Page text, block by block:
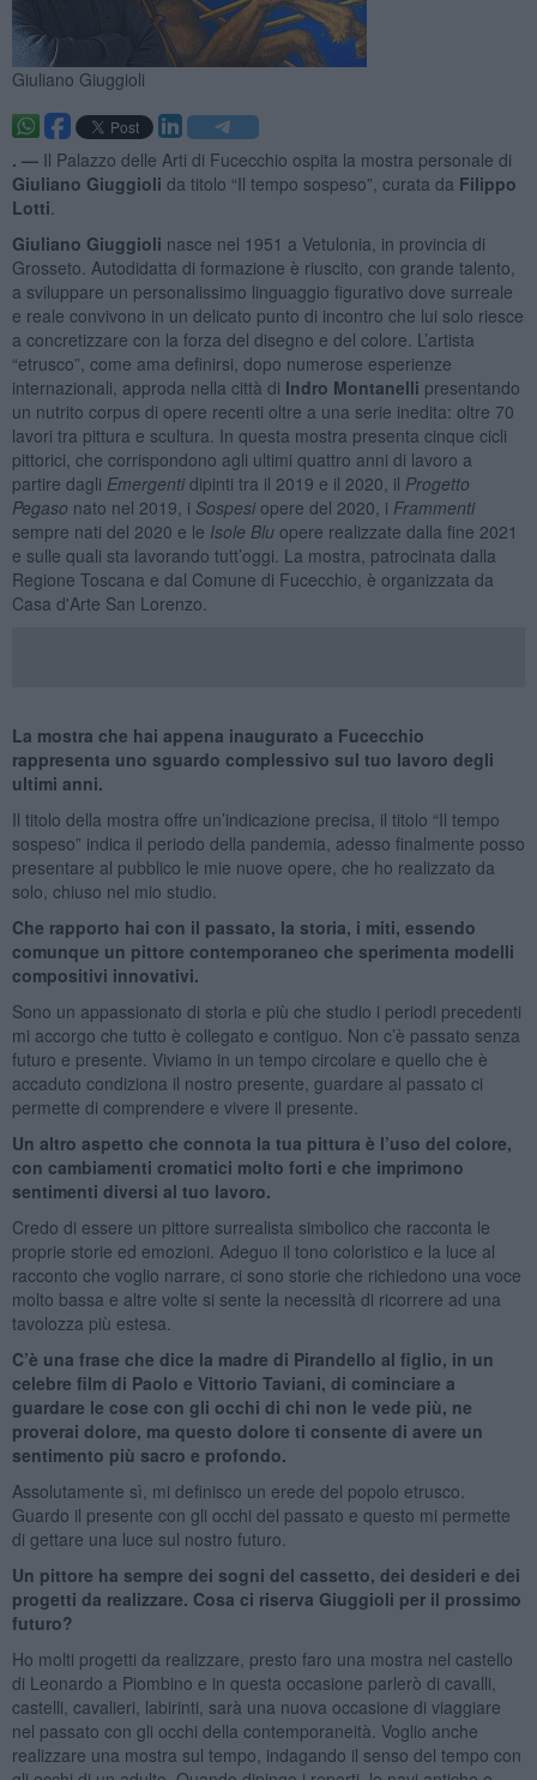
Giuliano Giuggioli
. — Il Palazzo delle Arti di Fucecchio ospita la mostra personale di
Giuliano Giuggioli da titolo “Il tempo sospeso”, curata da Filippo
Lotti
Giuliano Giuggioli nasce nel 1951 a Vetulonia, in provincia di
Grosseto. Autodidatta di formazione è riuscito, con grande talento,
a sviluppare un personalissimo linguaggio figurativo dove surreale
e reale convivono in un delicato punto di incontro che lui solo riesce
a concretizzare con la forza del disegno e del colore. L’artista
“etrusco”, come ama definirsi, dopo numerose esperienze
internazionali, approda nella città di Indro Montanelli presentando
un nutrito corpus di opere recenti oltre a una serie inedita: oltre 70
lavori tra pittura e scultura. In questa mostra presenta cinque cicli
pittorici, che corrispondono agli ultimi quattro anni di lavoro a
partire dagli Emergentidipinti tra il 2019 e il 2020, il Progetto
Pegaso nato nel 2019, i Sospesi opere del 2020, i Frammenti
sempre nati del 2020 e le Isole Bluopere realizzate dalla fine 2021
e sulle quali sta lavorando tutt’oggi. La mostra, patrocinata dalla
Regione Toscana e dal Comune di Fucecchio, è organizzata da
Casa d'Arte San Lorenzo.
La mostra che hai appena inaugurato a Fucecchio
rappresenta uno sguardo complessivo sul tuo lavoro degli
ultimi anni.
Il titolo della mostra offre un’indicazione precisa, il titolo “Il tempo
sospeso” indica il periodo della pandemia, adesso finalmente posso
presentare al pubblico le mie nuove opere, che ho realizzato da
solo, chiuso nel mio studio.
Che rapporto hai con il passato, la storia, i miti, essendo
comunque un pittore contemporaneo che sperimenta modelli
compositivi innovativi.
Sono un appassionato di storia e più che studio i periodi precedenti
mi accorgo che tutto è collegato e contiguo. Non c’è passato senza
futuro e presente. Viviamo in un tempo circolare e quello che è
accaduto condiziona il nostro presente, guardare al passato ci
permette di comprendere e vivere il presente.
Un altro aspetto che connota la tua pittura è l’uso del colore,
con cambiamenti cromatici molto forti e che imprimono
sentimenti diversi al tuo lavoro.
Credo di essere un pittore surrealista simbolico che racconta le
proprie storie ed emozioni. Adeguo il tono coloristico e la luce al
racconto che voglio narrare, ci sono storie che richiedono una voce
molto bassa e altre volte si sente la necessità di ricorrere ad una
tavolozza più estesa.
C’è una frase che dice la madre di Pirandello al figlio, in un
celebre film di Paolo e Vittorio Taviani, di cominciare a
guardare le cose con gli occhi di chi non le vede più, ne
proverai dolore, ma questo dolore ti consente di avere un
sentimento più sacro e profondo.
Assolutamente sì, mi definisco un erede del popolo etrusco.
Guardo il presente con gli occhi del passato e questo mi permette
di gettare una luce sul nostro futuro.
Un pittore ha sempre dei sogni del cassetto, dei desideri e dei
progetti da realizzare. Cosa ci riserva Giuggioli per il prossimo
futuro?
Ho molti progetti da realizzare, presto faro una mostra nel castello
di Leonardo a Piombino e in questa occasione parlerò di cavalli,
castelli, cavalieri, labirinti, sarà una nuova occasione di viaggiare
nel passato con gli occhi della contemporaneità. Voglio anche
realizzare una mostra sul tempo, indagando il senso del tempo con